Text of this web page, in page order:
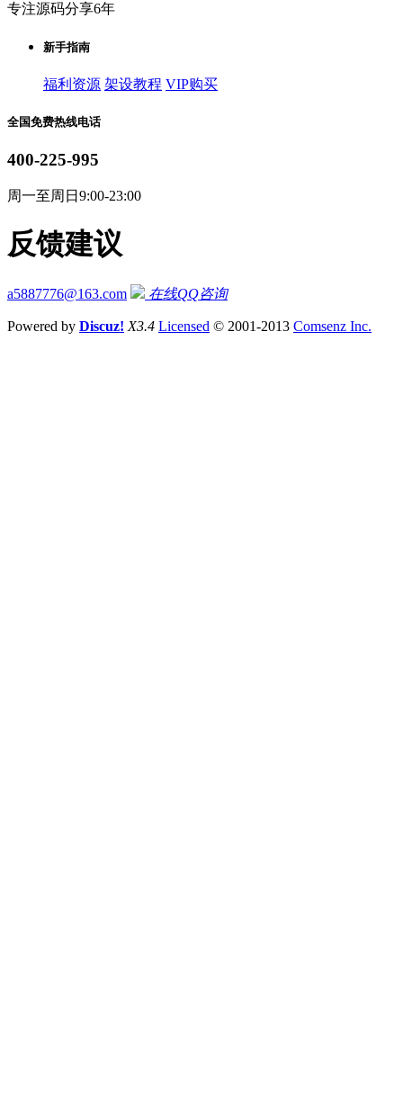
专注源码分享6年
新手指南
福利资源 架设教程 VIP购买
全国免费热线电话
400-225-995
周一至周日9:00-23:00
反馈建议
a5887776@163.com 在线QQ咨询
Powered by Discuz! X3.4 Licensed © 2001-2013 Comsenz Inc.